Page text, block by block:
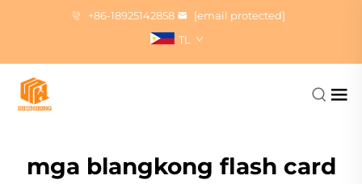
+86-18925142858
[email protected]
TL
mga blangkong flash card